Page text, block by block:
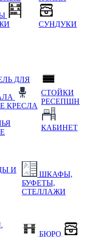
СУНДУКИ
ДЛЯ
КРЕСЛА
СТОЙКИ
РЕСЕПШН
КАБИНЕТ
И
ШКАФЫ,
БУФЕТЫ,
СТЕЛЛАЖИ
БЮРО